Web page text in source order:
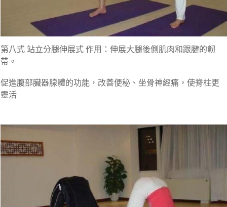
第八式 站立分腿伸展式 作用：伸展大腿後側肌肉和跟腱的韌
帶。
促進腹部臟器腺體的功能，改善便秘、坐骨神經痛，使脊柱更
靈活